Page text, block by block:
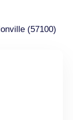
(57100)